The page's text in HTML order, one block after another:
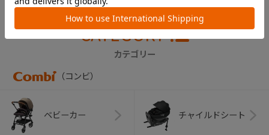
CATEGORY
カテゴリー
（コンビ）
ベビーカー チャイルドシート